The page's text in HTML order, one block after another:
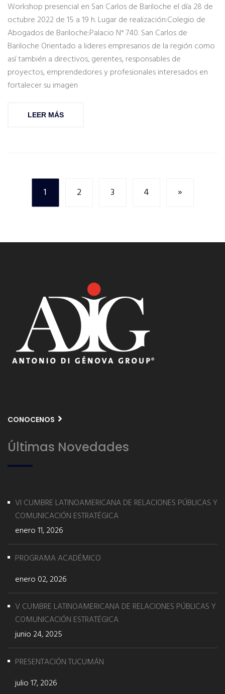
Workshop presencial en San Carlos de Bariloche el día 28 de
octubre 2022 de 15 a 19 h. Lugar de realización:Colegio de
Abogados de Bariloche:Palacio N° 740. San Carlos de
Bariloche Orientado a lideres empresarios de la región como
así también a directivos, gerentes, responsables de
proyectos, emprendedores y profesionales interesados en
fortalecer su imagen
LEER MÁS
1 2 3 4 »
CONOCENOS
Últimas Novedades
VI CUMBRE LATINOAMERICANA DE RELACIONES PÚBLICAS Y
COMUNICACIÓN ESTRATÉGICA
enero 11, 2026
PROGRAMA ACADÉMICO
enero 02, 2026
V CUMBRE LATINOAMERICANA DE RELACIONES PÚBLICAS Y
COMUNICACIÓN ESTRATÉGICA
junio 24, 2025
PRESENTACIÓN TUCUMÁN
julio 17, 2026